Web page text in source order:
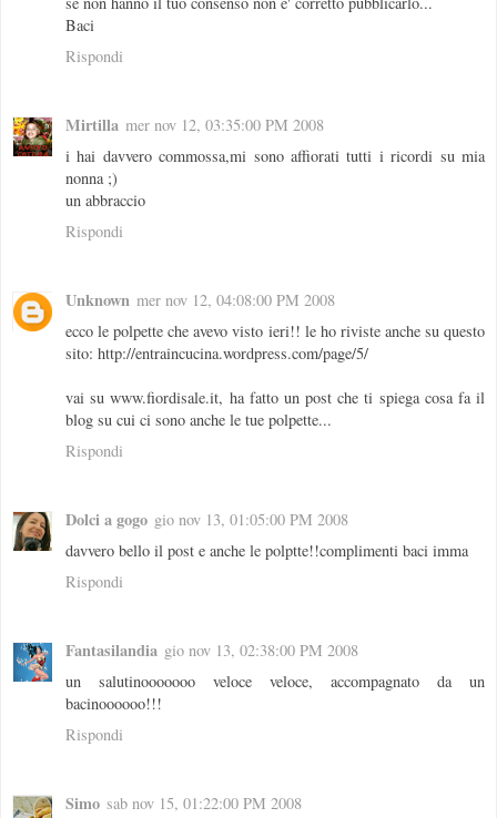
Baci
Rispondi
Mirtilla mer nov 12, 03:35:00 PM 2008
i hai davvero commossa,mi sono affiorati tutti i ricordi su mia
nonna ;)
un abbraccio
Rispondi
Unknown mer nov 12, 04:08:00 PM 2008
ecco le polpette che avevo visto ieri!! le ho riviste anche su questo
sito: http://entraincucina.wordpress.com/page/5/
vai su www.fiordisale.it, ha fatto un post che ti spiega cosa fa il
blog su cui ci sono anche le tue polpette...
Rispondi
Dolci a gogo gio nov 13, 01:05:00 PM 2008
davvero bello il post e anche le polptte!!complimenti baci imma
Rispondi
Fantasilandia gio nov 13, 02:38:00 PM 2008
un salutinooooooo veloce veloce, accompagnato da un
bacinoooooo!!!
Rispondi
Simo sab nov 15, 01:22:00 PM 2008